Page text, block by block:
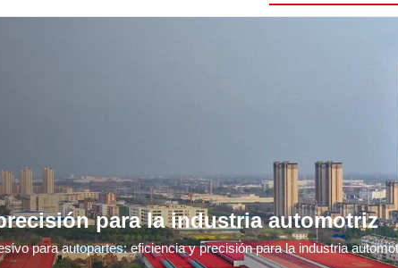
para la industria automotriz
para autopartes: eficiencia y precisión para la industria